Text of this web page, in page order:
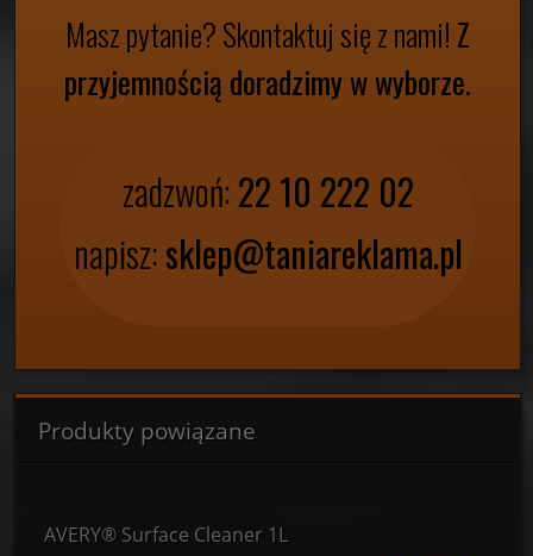
Masz pytanie?Skontaktuj się z nami! Z
przyjemnością doradzimy w wyborze.
zadzwoń:22 10 222 02
napisz:sklep@taniareklama.pl
Produkty powiązane
AVERY® Surface Cleaner 1L